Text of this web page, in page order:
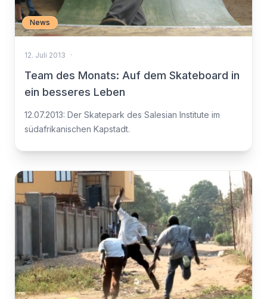
News
12. Juli 2013 ·
Team des Monats: Auf dem Skateboard in
ein besseres Leben
12.07.2013: Der Skatepark des Salesian Institute im
südafrikanischen Kapstadt.